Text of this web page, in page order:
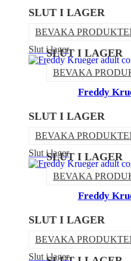
SLUT I LAGER
BEVAKA
Slut i lager
SLUT I LAGER
BEVAKA
Freddy
SLUT I LAGER
BEVAKA
Slut i lager
SLUT I LAGER
BEVAKA
Freddy
SLUT I LAGER
BEVAKA
Slut i lager